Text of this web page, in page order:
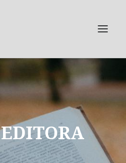
EDITORA